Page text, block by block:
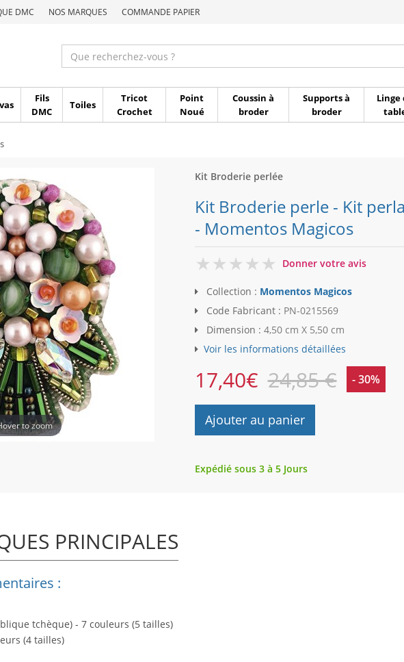
DMC NOS MARQUES COMMANDE PAPIER
Fils
DMC
Toiles
Tricot
Crochet
Point
Noué
Coussin à
broder
Supports à
broder
Linge
to zoom
Kit Broderie perlée
Kit Broderie perle - Kit
- Momentos Magicos
0
Donner votre avis
Collection : Momentos Magicos
Code Fabricant : PN-0215569
Dimension : 4,50 cm X 5,50 cm
Voir les informations détaillées
17,40€ 24,85 € - 30%
Ajouter au panier
Expédié sous 3 à 5 Jours
PRINCIPALES
:
tchèque) - 7 couleurs (5 tailles)
(4 tailles)